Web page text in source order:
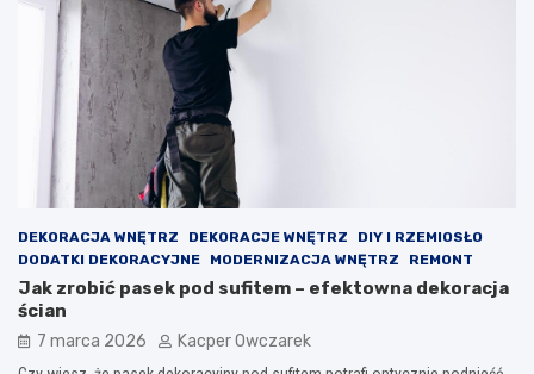
DEKORACJA WNĘTRZ DEKORACJE WNĘTRZ
DIY I RZEMIOSŁO
DODATKI DEKORACYJNE
MODERNIZACJA WNĘTRZ REMONT
Jak zrobić pasek pod sufitem – efektowna dekoracja
ścian
7 marca 2026 Kacper Owczarek